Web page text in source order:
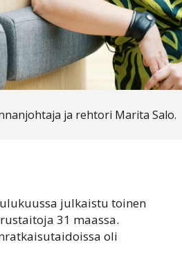
ja rehtori Marita Salo.
julkaistu toinen
31 maassa.
oli